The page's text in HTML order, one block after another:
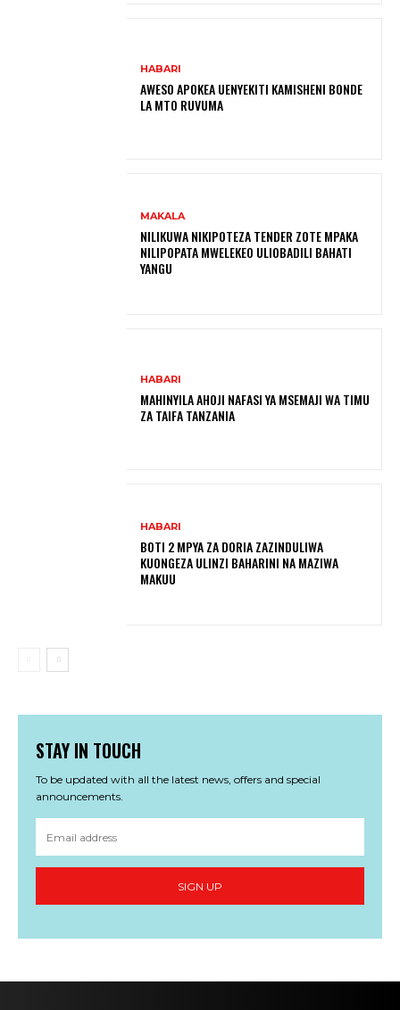
HABARI
AWESO APOKEA UENYEKITI KAMISHENI BONDE
LA MTO RUVUMA
MAKALA
NILIKUWA NIKIPOTEZA TENDER ZOTE MPAKA
NILIPOPATA MWELEKEO ULIOBADILI BAHATI
YANGU
HABARI
MAHINYILA AHOJI NAFASI YA MSEMAJI WA TIMU
ZA TAIFA TANZANIA
HABARI
BOTI 2 MPYA ZA DORIA ZAZINDULIWA
KUONGEZA ULINZI BAHARINI NA MAZIWA
MAKUU
STAY IN TOUCH
To be updated with all the latest news, offers and special
announcements.
SIGN UP